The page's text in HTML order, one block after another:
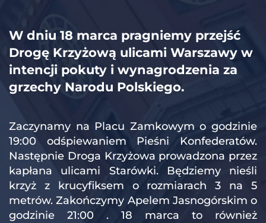
W dniu 18 marca pragniemy przejść
Drogę Krzyżową ulicami Warszawy w
intencji pokuty i wynagrodzenia za
grzechy Narodu Polskiego.
Zaczynamy na Placu Zamkowym o godzinie
19:00 odśpiewaniem Pieśni Konfederatów.
Następnie Droga Krzyżowa prowadzona przez
kapłana ulicami Starówki. Będziemy nieśli
krzyż z krucyfiksem o rozmiarach 3 na 5
metrów. Zakończymy Apelem Jasnogórskim o
godzinie 21:00 . 18 marca to również